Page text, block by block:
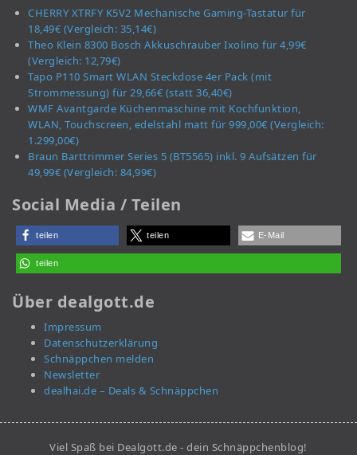
CHERRY XTRFY K5V2 Mechanische Gaming-Tastatur für
18,49€ (Vergleich: 35,14€)
Theo Klein 8300 Bosch Akkuschrauber Ixolino für 4,99€
(Vergleich: 12,79€)
Tapo P110 Smart WLAN Steckdose 4er Pack (mit
Strommessung) für 29,66€ (statt 36,40€)
WMF Avantgarde Küchenmaschine mit Kochfunktion,
WLAN, Touchscreen, edelstahl matt für 999,00€ (Vergleich:
1.299,00€)
Braun Barttrimmer Series 5 (BT5565) inkl. 9 Aufsätzen für
49,99€ (Vergleich: 84,99€)
Social Media / Teilen
teilen teilen E-Mail
teilen
Über dealgott.de
Impressum
Datenschutzerklärung
Schnäppchen melden
Newsletter
dealhai.de – Deals & Schnäppchen
Viel Spaß bei Dealgott.de - dein Schnäppchenblog!